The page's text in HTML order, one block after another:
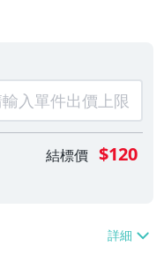
結標價 $120